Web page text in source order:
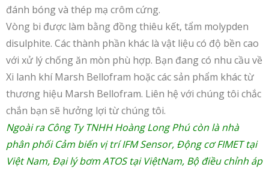
đánh bóng và thép mạ crôm cứng.
Vòng bi được làm bằng đồng thiêu kết, tẩm molypden
disulphite. Các thành phần khác là vật liệu có độ bền cao
với xử lý chống ăn mòn phù hợp. Bạn đang có nhu cầu về
Xi lanh khí Marsh Bellofram hoặc các sản phẩm khác từ
thương hiệu Marsh Bellofram. Liên hệ với chúng tôi chắc
chắn bạn sẽ hưởng lợi từ chúng tôi.
Ngoài ra Công Ty TNHH Hoàng Long Phú còn là nhà
phân phốiCảm biến vị trí IFM Sensor, Động cơ FIMET tại
Việt Nam, Đại lý bơm ATOS tại ViệtNam, Bộ điều chỉnh áp